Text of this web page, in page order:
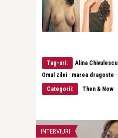
Tag-uri: Alina Chivulescu
Omul zilei · marea dragoste ·
Categorii:
Then & Now
INTERVIURI